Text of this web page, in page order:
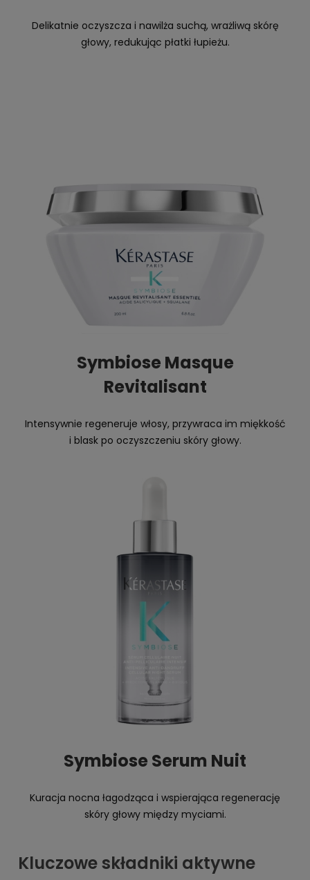
Delikatnie oczyszcza i nawilża suchą, wrażliwą skórę
głowy, redukując płatki łupieżu.
Symbiose Masque
Revitalisant
Intensywnie regeneruje włosy, przywraca im miękkość
i blask po oczyszczeniu skóry głowy.
Symbiose Serum Nuit
Kuracja nocna łagodząca i wspierająca regenerację
skóry głowy między myciami.
Kluczowe składniki aktywne